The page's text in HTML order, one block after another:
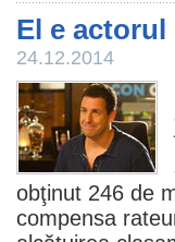
El e actorul
24.12.2014
obţinut 246 de
compensa